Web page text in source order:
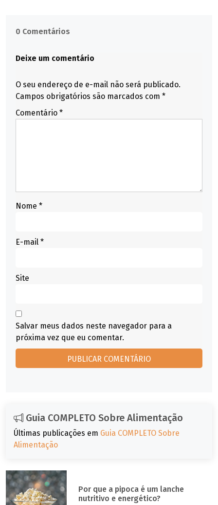
0 Comentários
Deixe um comentário
O seu endereço de e-mail não será publicado.
Campos obrigatórios são marcados com *
Comentário *
Nome *
E-mail *
Site
Salvar meus dados neste navegador para a
próxima vez que eu comentar.
Guia COMPLETO Sobre Alimentação
Últimas publicações em Guia COMPLETO Sobre
Alimentação
Por que a pipoca é um lanche
nutritivo e energético?